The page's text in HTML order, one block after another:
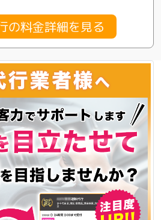
の料金詳細を見る